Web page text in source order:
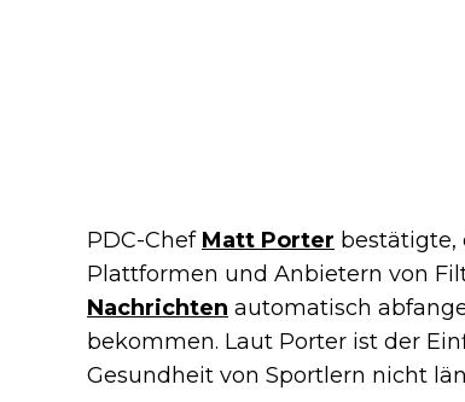
PDC-Chef Matt Porter bestätigte,
Plattformen und Anbietern von
Nachrichten automatisch
bekommen. Laut Porter ist der
Gesundheit von Sportlern nicht